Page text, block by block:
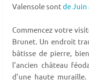
Valensole sontde Juin
Commencez votre
Brunet. Un endroit
bâtisse de pierre,
l’ancien château
d’une haute